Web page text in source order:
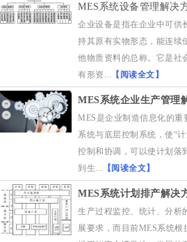
MES系统设备管理解决
企业设备是指在企业中可供
持其原有实物形态，能连续
他物质资料的总称。它是社
有形资...
【阅读全文】
MES系统企业生产管理
MES是企业制造信息化的重
系统与底层控制系统，使“
控制和协调，可以使计划落
到生...
【阅读全文】
MES系统计划排产解决
生产过程监控、统计、分析
展要求，而目前MES系统